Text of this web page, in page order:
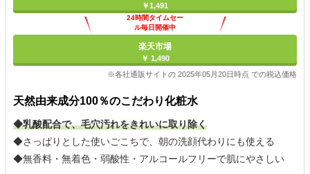
￥1,491
24時間タイムセー
ル毎日開催中
楽天市場
￥ 1,490
※各社通販サイトの 2025年05月20日時点 での税込価格
天然由来成分100％のこだわり化粧水
◆乳酸配合で、毛穴汚れをきれいに取り除く
◆さっぱりとした使いごこちで、朝の洗顔代わりにも使える
◆無香料・無着色・弱酸性・アルコールフリーで肌にやさしい